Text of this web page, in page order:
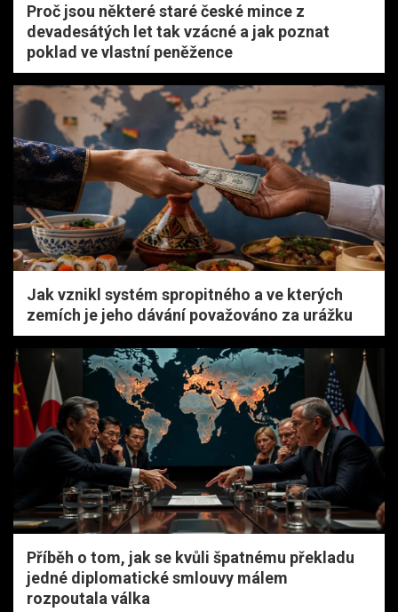
Proč jsou některé staré české mince z
devadesátých let tak vzácné a jak poznat
poklad ve vlastní peněžence
Jak vznikl systém spropitného a ve kterých
zemích je jeho dávání považováno za urážku
Příběh o tom, jak se kvůli špatnému překladu
jedné diplomatické smlouvy málem
rozpoutala válka